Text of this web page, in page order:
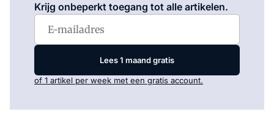
Krijg onbeperkt toegang tot alle artikelen.
Lees 1 maand gratis
of 1 artikel per week met een gratis account.